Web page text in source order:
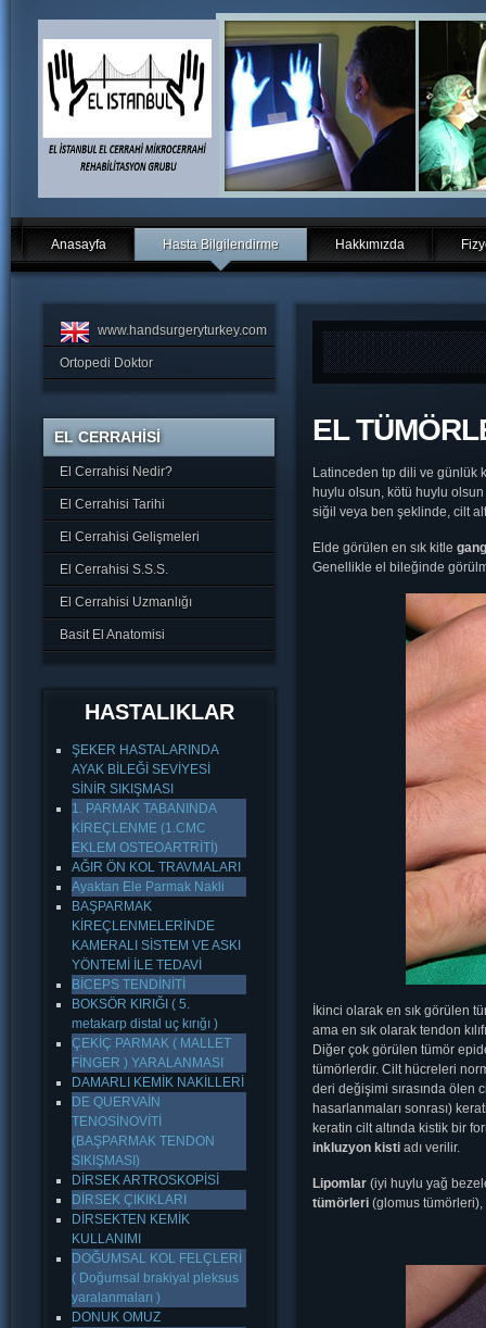
Anasayfa Hasta Bilgilendirme Hakkımızda
EL
Latinceden tıp dili ve günlük
huylu olsun, kötü huylu
siğil veya ben şeklinde, cilt
Elde görülen en sık kitle
Genellikle el bileğinde
İkinci olarak en sık görülen
ama en sık olarak tendon
Diğer çok görülen tümör
tümörlerdir. Cilt hücreleri
deri değişimi sırasında ölen
hasarlanmaları sonrası)
keratin cilt altında kistik bir
inkluzyon kisti adı verilir.
Lipomlar (iyi huylu yağ
tümörleri (glomus tümörleri),
www.handsurgeryturkey.com
Ortopedi Doktor
EL CERRAHİSİ
El Cerrahisi Nedir?
El Cerrahisi Tarihi
El Cerrahisi Gelişmeleri
El Cerrahisi S.S.S.
El Cerrahisi Uzmanlığı
Basit El Anatomisi
HASTALIKLAR
ŞEKER HASTALARINDA
AYAK BİLEĞİ SEVİYESİ
SİNİR SIKIŞMASI
1. PARMAK TABANINDA
KİREÇLENME (1.CMC
EKLEM OSTEOARTRİTİ)
AĞIR ÖN KOL TRAVMALARI
Ayaktan Ele Parmak Nakli
BAŞPARMAK
KİREÇLENMELERİNDE
KAMERALI SİSTEM VE ASKI
YÖNTEMİ İLE TEDAVİ
BİCEPS TENDİNİTİ
BOKSÖR KIRIĞI ( 5.
metakarp distal uç kırığı )
ÇEKİÇ PARMAK ( MALLET
FİNGER ) YARALANMASI
DAMARLI KEMİK NAKİLLERİ
DE QUERVAİN
TENOSİNOVİTİ
(BAŞPARMAK TENDON
SIKIŞMASI)
DİRSEK ARTROSKOPİSİ
DİRSEK ÇIKIKLARI
DİRSEKTEN KEMİK
KULLANIMI
DOĞUMSAL KOL FELÇLERİ
( Doğumsal brakiyal pleksus
yaralanmaları )
DONUK OMUZ